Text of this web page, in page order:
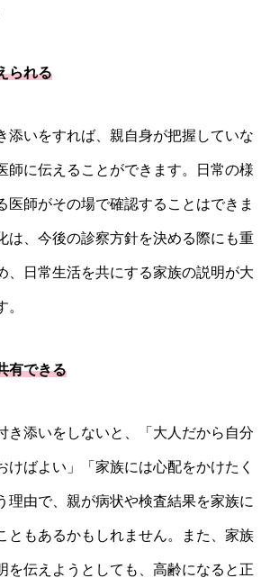
られる
添いをすれば、親自身が把握していな
師に伝えることができます。日常の様
医師がその場で確認することはできま
は、今後の診察方針を決める際にも重
、日常生活を共にする家族の説明が大
有できる
き添いをしないと、「大人だから自分
けばよい」「家族には心配をかけたく
理由で、親が病状や検査結果を家族に
ともあるかもしれません。また、家族
を伝えようとしても、高齢になると正